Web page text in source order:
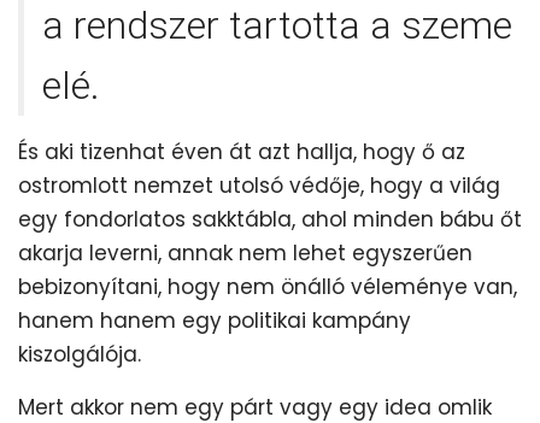
a rendszer tartotta a szeme
elé.
És aki tizenhat éven át azt hallja, hogy ő az
ostromlott nemzet utolsó védője, hogy a világ
egy fondorlatos sakktábla, ahol minden bábu őt
akarja leverni, annak nem lehet egyszerűen
bebizonyítani, hogy nem önálló véleménye van,
hanem hanem egy politikai kampány
kiszolgálója.
Mert akkor nem egy párt vagy egy idea omlik